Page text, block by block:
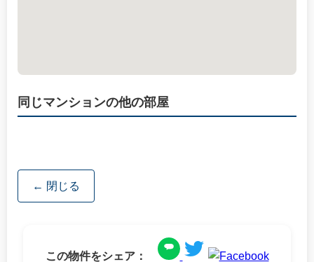
同じマンションの他の部屋
← 閉じる
この物件をシェア：